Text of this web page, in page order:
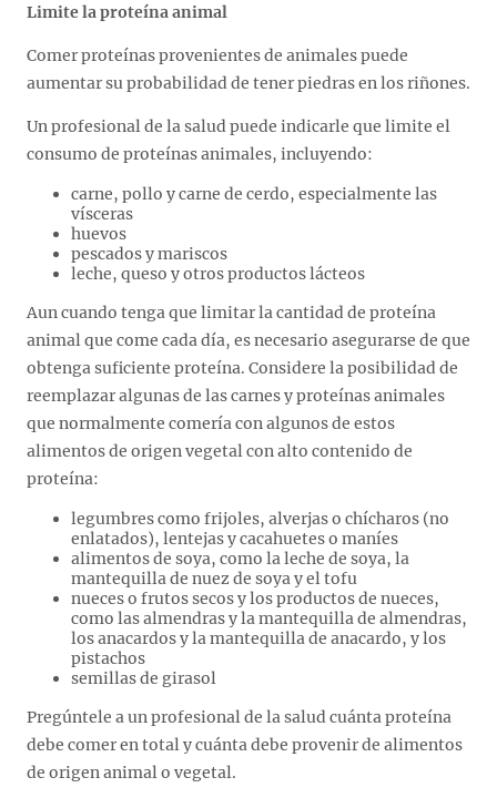
Limite la proteína animal
Comer proteínas provenientes de animales puede
aumentar su probabilidad de tener piedras en los riñones.
Un profesional de la salud puede indicarle que limite el
consumo de proteínas animales, incluyendo:
carne, pollo y carne de cerdo, especialmente las
vísceras
huevos
pescados y mariscos
leche, queso y otros productos lácteos
Aun cuando tenga que limitar la cantidad de proteína
animal que come cada día, es necesario asegurarse de que
obtenga suficiente proteína. Considere la posibilidad de
reemplazar algunas de las carnes y proteínas animales
que normalmente comería con algunos de estos
alimentos de origen vegetal con alto contenido de
proteína:
legumbres como frijoles, alverjas o chícharos (no
enlatados), lentejas y cacahuetes o maníes
alimentos de soya, como la leche de soya, la
mantequilla de nuez de soya y el tofu
nueces o frutos secos y los productos de nueces,
como las almendras y la mantequilla de almendras,
los anacardos y la mantequilla de anacardo, y los
pistachos
semillas de girasol
Pregúntele a un profesional de la salud cuánta proteína
debe comer en total y cuánta debe provenir de alimentos
de origen animal o vegetal.